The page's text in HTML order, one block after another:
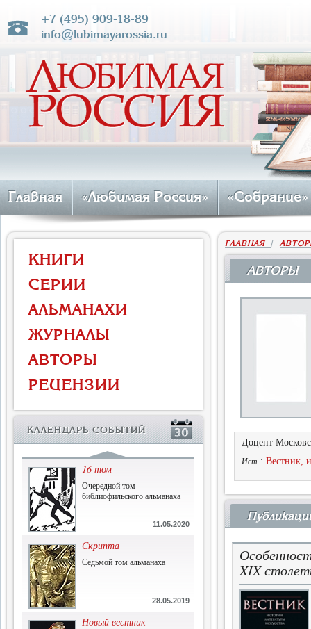
+7 (495) 909-18-89
info@lubimayarossia.ru
Главная «Любимая Россия» «Собрание»
КНИГИ
СЕРИИ
АЛЬМАНАХИ
ЖУРНАЛЫ
АВТОРЫ
РЕЦЕНЗИИ
КАЛЕНДАРЬ СОБЫТИЙ
Власть и церковь
Противостояние во время
массового голода
История и историческая
исторической мысли
16 том
Очередной том
библиофильского альманаха
11.05.2020
Скрипта
Седьмой том альманаха
28.05.2019
Новый вестник
ГЛАВНАЯ |
АВТОРЫ
Доцент
Ист.: Вестник,
XIX